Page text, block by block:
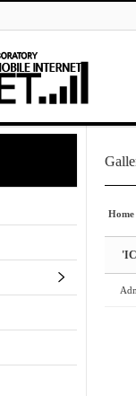
Home
치북5
케치북5
치북5
케치북5